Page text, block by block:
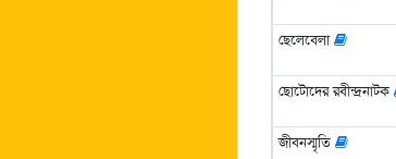
ছেলেবেলা
ছোটোদের রবীন্দ্রনাটক
জীবনস্মৃতি